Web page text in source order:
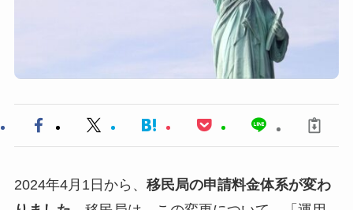
2024年4月1日から、 移民局の申請料金体系が変わ